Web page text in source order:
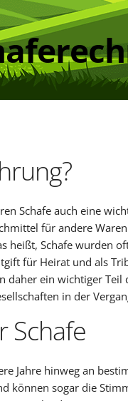
Schafe auch eine
für andere
heißt, Schafe wurden
für Heirat und als
daher ein wichtiger Teil
in der
Schafe
Jahre hinweg an
können sogar die